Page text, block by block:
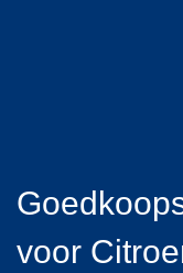
voor